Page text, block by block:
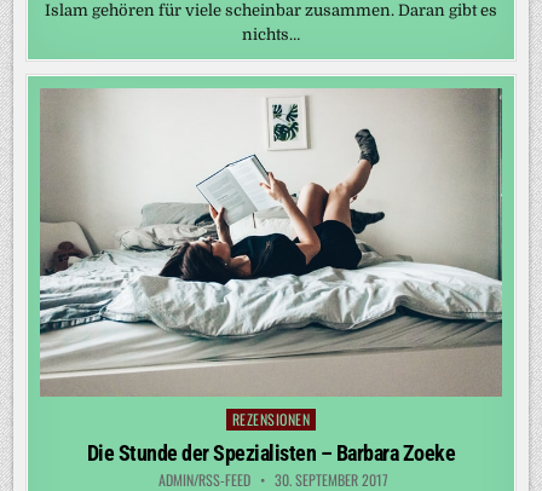
Islam gehören für viele scheinbar zusammen. Daran gibt es
nichts…
Posted
REZENSIONEN
Die Stunde der Spezialisten – Barbara Zoeke
ADMIN/RSS-FEED 30. SEPTEMBER 2017